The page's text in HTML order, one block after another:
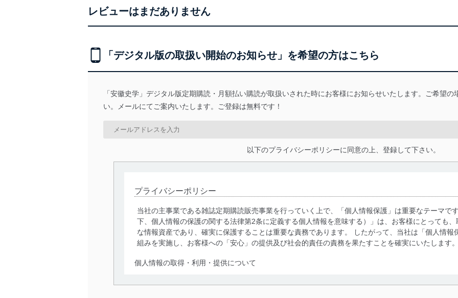
レビューはまだありません
「デジタル版の取扱い開始のお知らせ」を希望の方はこちら
「安徽史学」デジタル版定期購読・月額払い購読が取扱いされた時にお客様にお知らせいたします。ご希望の
い。メールにてご案内いたします。ご登録は無料です！
以下のプライバシーポリシーに同意の上、登録して下さい。
プライバシーポリシー
当社の主事業である雑誌定期購読販売事業を行っていく上で、「個人情報保護」は重要なテーマで
下、個人情報の保護の関する法律第2条に定義する個人情報を意味する）」は、お客様にとっても
な情報資産であり、確実に保護することは重要な責務であります。 したがって、当社は「個人情報
組みを実施し、お客様への「安心」の提供及び社会的責任の責務を果たすことを確実にいたします。
個人情報の取得・利用・提供について
当社は、個人情報の取得・利用・提供に際して、その利用目的を明確にし、本人の同意を得たうえ